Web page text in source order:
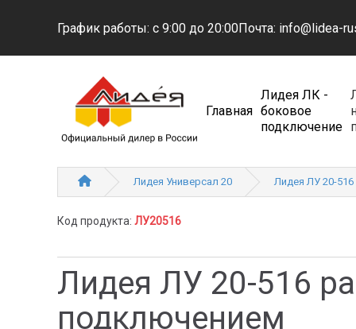
График работы: с 9:00 до 20:00Почта: info@lidea-
Главная
Лидея ЛК -
боковое
подключение
Лидея Универсал 20 Лидея ЛУ 20-516
Код продукта: ЛУ20516
Лидея ЛУ 20-516
подключением